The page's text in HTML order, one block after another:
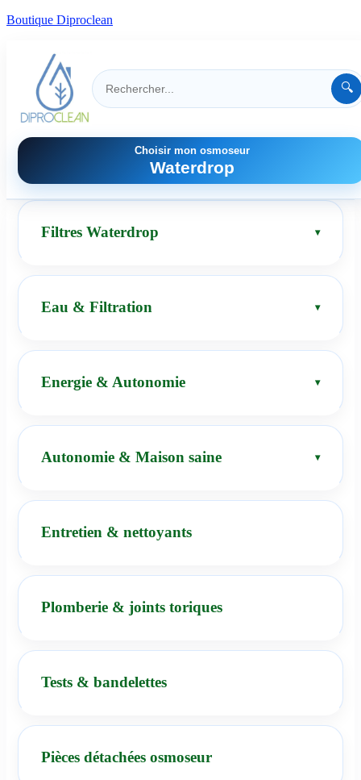
Boutique Diproclean
🔍
Choisir mon osmoseur
Waterdrop
Filtres Waterdrop
Eau & Filtration
Energie & Autonomie
Autonomie & Maison saine
Entretien & nettoyants
Plomberie & joints toriques
Tests & bandelettes
Pièces détachées osmoseur